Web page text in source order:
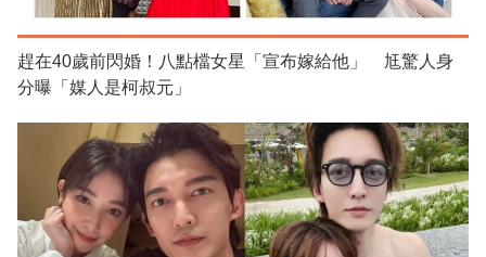
趕在40歲前閃婚！八點檔女星「宣布嫁給他」 尪驚人身
分曝「媒人是柯叔元」